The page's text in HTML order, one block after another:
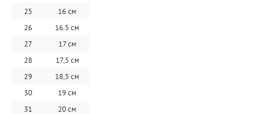
25
16 см
26
16.5 см
27
17 см
28
17,5 см
29
18,5 см
30
19 см
31
20 см